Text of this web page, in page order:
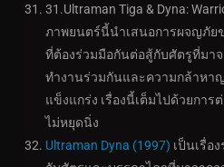
31.Ultraman Tiga & Dyna:
ภาพยนตร์นี้นำเสนอการผจญภัยข
ที่ต้องร่วมมือกันต่อสู้กับศัตรูที่มาจ
ทำงานร่วมกันและความกล้าหา
แข็งแกร่ง เรื่องนี้เต็มไปด้วยกา
ไม่หยุดนิ่ง
Ultraman Dyna (1997) เป็นเรื่อ